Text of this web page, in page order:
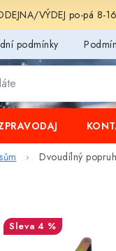
VÝDEJ po-pá
podmínky
Dvoudílný
4 %